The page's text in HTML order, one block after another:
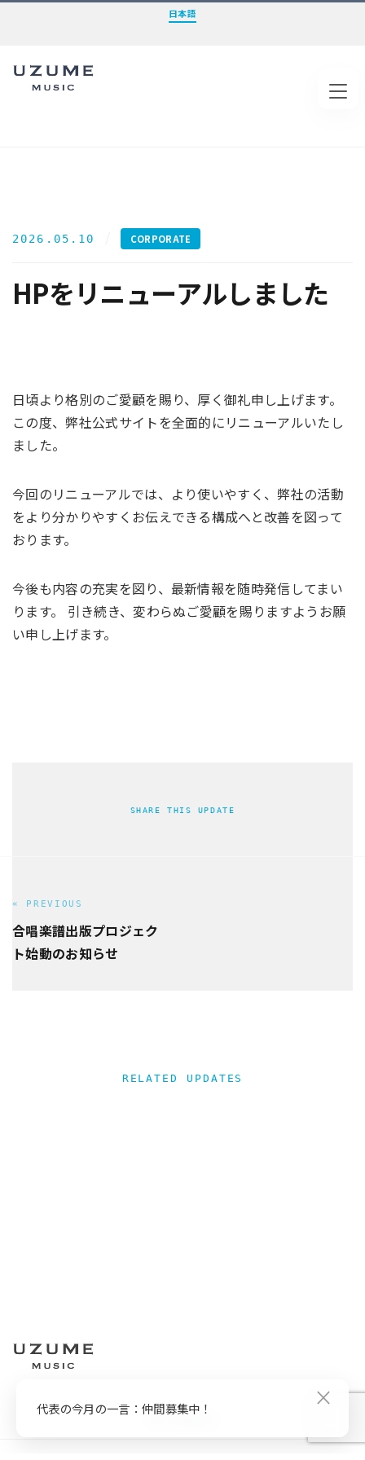
日本語
2026.05.10 CORPORATE
HPをリニューアルしました
日頃より格別のご愛顧を賜り、厚く御礼申し上げます。
この度、弊社公式サイトを全面的にリニューアルいたし
ました。
今回のリニューアルでは、より使いやすく、弊社の活動
をより分かりやすくお伝えできる構成へと改善を図って
おります。
今後も内容の充実を図り、最新情報を随時発信してまい
ります。 引き続き、変わらぬご愛顧を賜りますようお願
い申し上げます。
SHARE THIS UPDATE
« PREVIOUS
合唱楽譜出版プロジェク
ト始動のお知らせ
RELATED UPDATES
Twitter
×
代表の今月の一言：仲間募集中！